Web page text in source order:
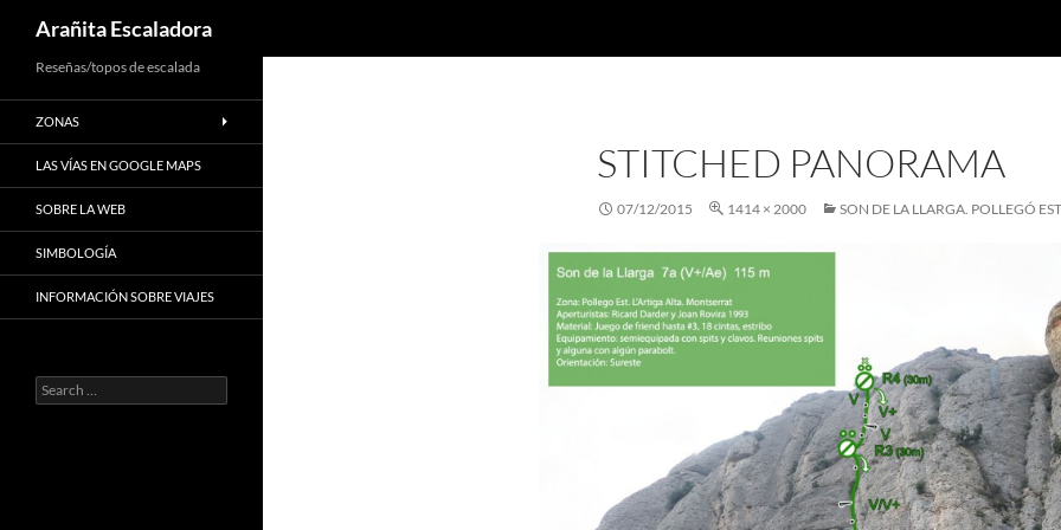
to
content
Arañita Escaladora
STITCHED PANORAMA
07/12/2015 1414 × 2000 SON DE LA LLARGA. POLLEGÓ EST
Reseñas/topos de escalada
ZONAS
LAS VÍAS EN GOOGLE MAPS
SOBRE LA WEB
SIMBOLOGÍA
INFORMACIÓN SOBRE VIAJES
Search
for: